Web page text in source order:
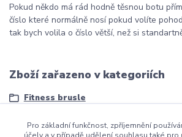
Pokud někdo má rád hodně těsnou botu
číslo které normálně nosí pokud volíte
tak bych volila o číslo větší, než si
Zboží zařazeno v kategoriích
Fitness brusle
Pro základní funkčnost, zpříjemnění
účely a v případě udělení souhlasu také pro